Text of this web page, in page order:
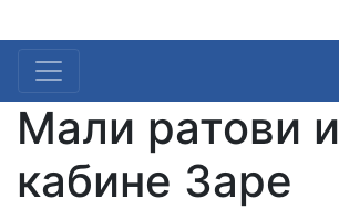
Мали ратови и
кабине Заре